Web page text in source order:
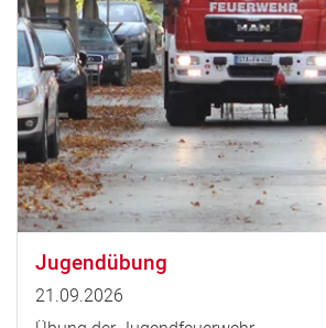
Jugendübung
21.09.2026